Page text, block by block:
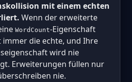
mit einem echten
Wenn der erweiterte
WordCount-Eigenschaft
immer die echte, und Ihre
wird nie
Erweiterungen füllen nur
nie.